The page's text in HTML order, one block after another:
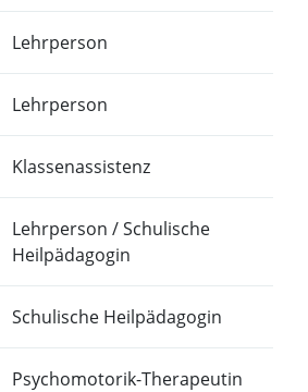
Lehrperson
Lehrperson
Klassenassistenz
Lehrperson / Schulische
Heilpädagogin
Schulische Heilpädagogin
Psychomotorik-Therapeutin